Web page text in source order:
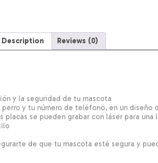
Description Reviews (0)
y la seguridad de tu mascota
y tu número de teléfono, en un diseño
se pueden grabar con láser para
de que tu mascota esté segura y